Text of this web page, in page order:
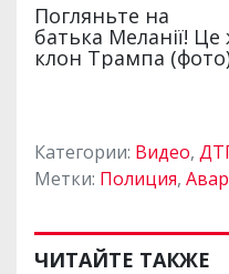
Категории: Видео,
Метки: Полиция,
ЧИТАЙТЕ ТАКЖЕ